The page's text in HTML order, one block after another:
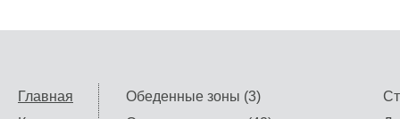
Главная
Обеденные зоны (3)